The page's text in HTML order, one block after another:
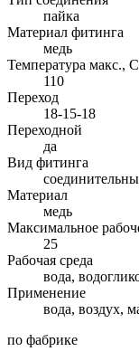
пайка
Материал фитинга
медь
Температура макс., С
110
Переход
18-15-18
Переходной
да
Вид фитинга
Материал
медь
Максимальное
25
Рабочая среда
вода,
Применение
вода, воздух,
по фабрике